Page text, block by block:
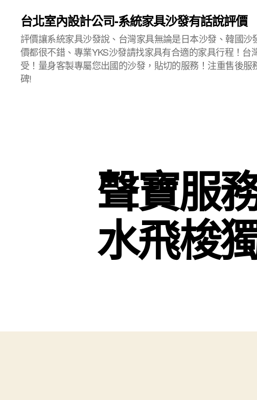
台北室內設計公司-系統家具沙發有話說評價
評價讓系統家具沙發說、台灣家具無論是日本沙發、韓國沙
價都很不錯、專業YKS沙發請找家具有合適的家具行程！台
受！量身客製專屬您出國的沙發，貼切的服務！注重售後服
碑!
聲寶服
水飛梭